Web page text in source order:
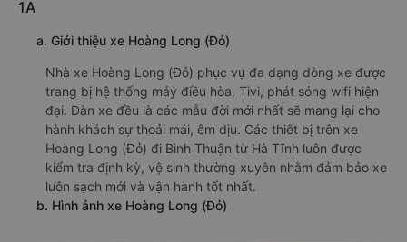
1A
a. Giới thiệu xe Hoàng Long (Đỏ)
Nhà xe Hoàng Long (Đỏ) phục vụ đa dạng dòng xe được
trang bị hệ thống máy điều hòa, Tivi, phát sóng wifi hiện
đại. Dàn xe đều là các mẫu đời mới nhất sẽ mang lại cho
hành khách sự thoải mái, êm dịu. Các thiết bị trên xe
Hoàng Long (Đỏ) đi Bình Thuận từ Hà Tĩnh luôn được
kiểm tra định kỳ, vệ sinh thường xuyên nhằm đảm bảo xe
luôn sạch mới và vận hành tốt nhất.
b. Hình ảnh xe Hoàng Long (Đỏ)